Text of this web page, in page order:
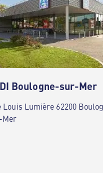
Boulogne-sur-Mer
Louis Lumière 62200